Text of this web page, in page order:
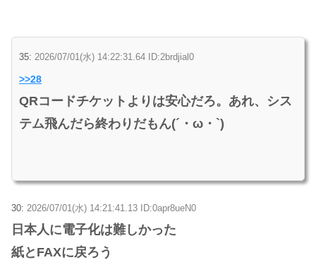
35: 2026/07/01(水) 14:22:31.64 ID:2brdjial0
>>28
QRコードチケットよりは安心だろ。あれ、シス
テム飛んだら終わりだもん(´・ω・`)
30: 2026/07/01(水) 14:21:41.13 ID:0apr8ueN0
日本人に電子化は難しかった
紙とFAXに戻ろう